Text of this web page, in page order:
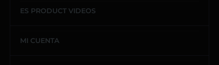
ES PRODUCT VIDEOS
MI CUENTA